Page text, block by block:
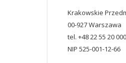
Krakowskie
00-927 Warszawa
tel. +48 22 55 20 000
NIP 525-001-12-66